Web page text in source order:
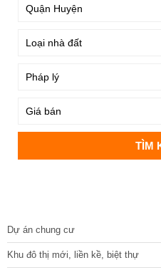
Dự án chung cư
Khu đô thị mới, liền kề, biệt thự